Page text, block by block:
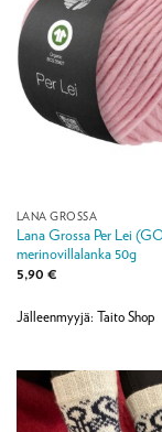
LANA GROSSA
Lana Grossa Per Lei
merinovillalanka 50g
5,90 €
Jälleenmyyjä: Taito Shop